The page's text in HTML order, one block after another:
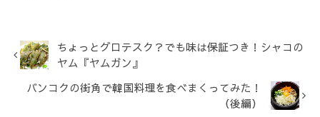
ちょっとグロテスク？でも味は保証つき！シャコの
ヤム『ヤムガン』
バンコクの街角で韓国料理を食べまくってみた！
（後編）